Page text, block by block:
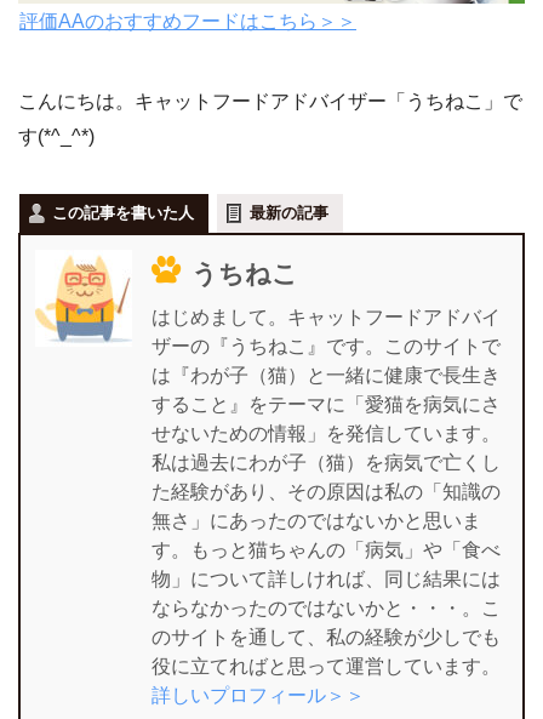
評価AAのおすすめフードはこちら＞＞
こんにちは。キャットフードアドバイザー「うちねこ」で
す(*^_^*)
この記事を書いた人 最新の記事
うちねこ
はじめまして。キャットフードアドバイ
ザーの『うちねこ』です。このサイトで
は『わが子（猫）と一緒に健康で長生き
すること』をテーマに「愛猫を病気にさ
せないための情報」を発信しています。
私は過去にわが子（猫）を病気で亡くし
た経験があり、その原因は私の「知識の
無さ」にあったのではないかと思いま
す。もっと猫ちゃんの「病気」や「食べ
物」について詳しければ、同じ結果には
ならなかったのではないかと・・・。こ
のサイトを通して、私の経験が少しでも
役に立てればと思って運営しています。
詳しいプロフィール＞＞